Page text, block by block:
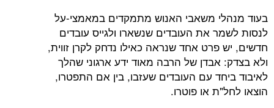
בעוד מנהלי משאבי האנוש מתמקדים במאמצי-על
לנסות לשמר את העובדים שנשארו ולגייס עובדים
חדשים, יש פרט אחד שנראה כאילו נדחק לקרן זווית,
ולא בצדק: אבדן של הרבה מאוד ידע ארגוני שהלך
לאיבוד ביחד עם העובדים שעזבו, בין אם התפטרו,
הוצאו לחל"ת או פוטרו.